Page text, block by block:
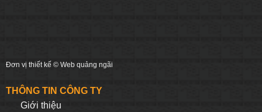
Đơn vị thiết kế © Web quảng ngãi
THÔNG TIN CÔNG TY
Giới thiệu